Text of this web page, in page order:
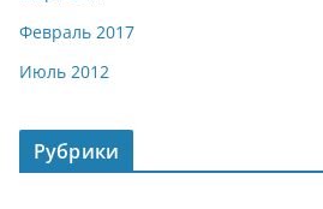
Февраль 2017
Июль 2012
Рубрики